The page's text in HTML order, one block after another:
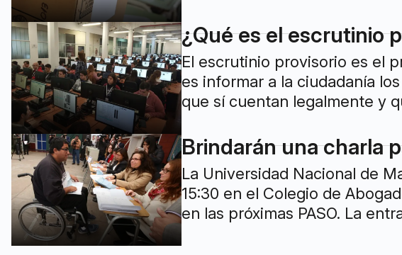
¿Qué es el escrutinio
El escrutinio provisorio es el
es informar a la ciudadanía
que sí cuentan legalmente y
Brindarán una charla
La Universidad Nacional de
15:30 en el Colegio de
en las próximas PASO. La